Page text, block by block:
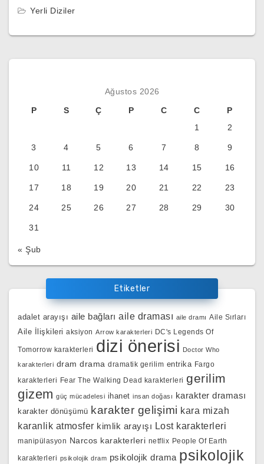
Yerli Diziler
Ağustos 2026
P
S Ç P C C
P
1
2
3 4 5 6 7 8 9
10 11 12 13 14 15 16
17 18 19 20 21 22 23
24 25 26 27 28 29 30
31
« Şub
Etiketler
adalet arayışı aile bağları aile draması aile dramı Aile Sırları
Aile İlişkileri aksiyon Arrow karakterleri DC's Legends Of
Tomorrow karakterleri dizi önerisi Doctor Who
karakterleri dram drama dramatik gerilim entrika Fargo
karakterleri Fear The Walking Dead karakterleri gerilim
gizem güç mücadelesi ihanet insan doğası karakter draması
karakter dönüşümü karakter gelişimi kara mizah
karanlik atmosfer kimlik arayışı Lost karakterleri
manipülasyon Narcos karakterleri netflix People Of Earth
karakterleri psikolojik dram psikolojik drama psikolojik